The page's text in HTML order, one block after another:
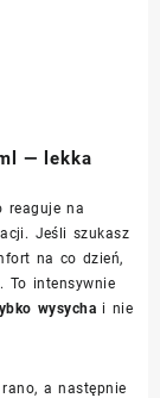
— lekka
reaguje na
Jeśli szukasz
na co dzień,
To intensywnie
wysycha i nie
a następnie